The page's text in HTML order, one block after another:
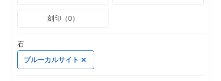
刻印（0）
石
ブルーカルサイト